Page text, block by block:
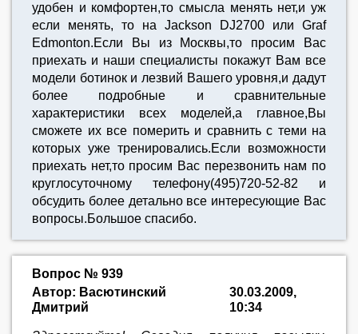
удобен и комфортен,то смысла менять нет,и уж
если менять, то на Jackson DJ2700 или Graf
Edmonton.Если Вы из Москвы,то просим Вас
приехать и наши специалисты покажут Вам все
модели ботинок и лезвий Вашего уровня,и дадут
более подробные и сравнительные
характеристики всех моделей,а главное,Вы
сможете их все померить и сравнить с теми на
которых уже тренировались.Если возможности
приехать нет,то просим Вас перезвонить нам по
круглосуточному телефону(495)720-52-82 и
обсудить более детально все интересующие Вас
вопросы.Большое спасибо.
Вопрос № 939
Автор: Васютинский
Дмитрий
30.03.2009,
10:34